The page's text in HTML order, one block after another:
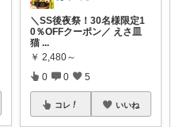
＼SS後夜祭！30名様限定1
0％OFFクーポン／ えさ皿
猫...
￥ 2,480～
0 0 5
コレ いいね